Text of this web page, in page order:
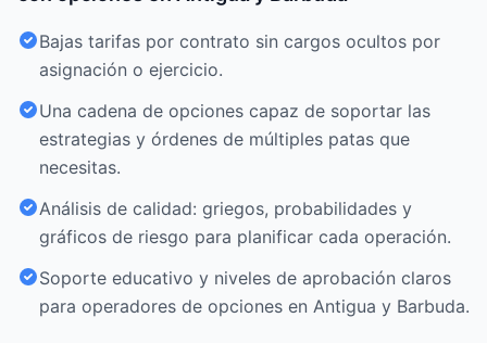
Bajas tarifas por contrato sin cargos ocultos por
asignación o ejercicio.
Una cadena de opciones capaz de soportar las
estrategias y órdenes de múltiples patas que
necesitas.
Análisis de calidad: griegos, probabilidades y
gráficos de riesgo para planificar cada operación.
Soporte educativo y niveles de aprobación claros
para operadores de opciones en Antigua y Barbuda.